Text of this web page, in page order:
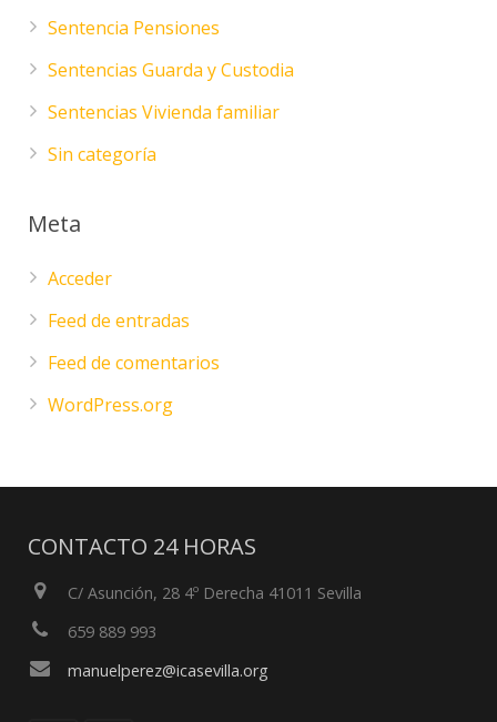
Sentencia Pensiones
Sentencias Guarda y Custodia
Sentencias Vivienda familiar
Sin categoría
Meta
Acceder
Feed de entradas
Feed de comentarios
WordPress.org
CONTACTO 24 HORAS
C/ Asunción, 28 4º Derecha 41011 Sevilla
659 889 993
manuelperez@icasevilla.org